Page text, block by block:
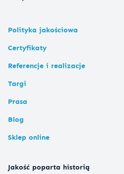
Polityka jakościowa
Certyfikaty
Referencje i realizacje
Targi
Prasa
Blog
Sklep online
Jakość poparta historią